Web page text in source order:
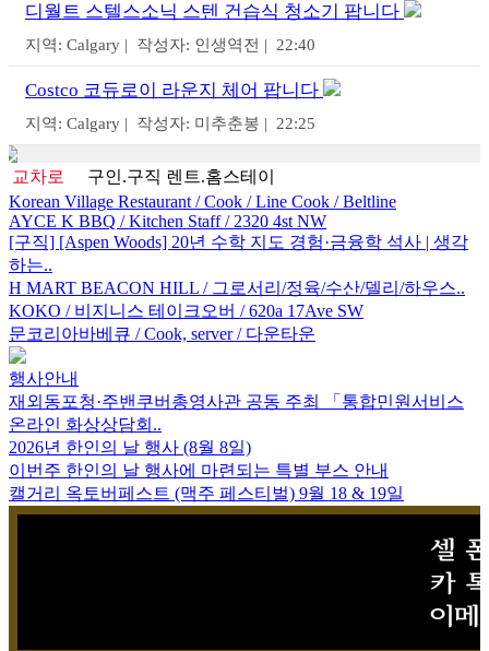
디월트 스텔스소닉 스텐 건습식 청소기 팝니다
지역: Calgary | 작성자: 인생역전 | 22:40
Costco 코듀로이 라운지 체어 팝니다
지역: Calgary | 작성자: 미추춘봉 | 22:25
교차로 구인.구직 렌트.홈스테이
Korean Village Restaurant / Cook / Line Cook / Beltline
AYCE K BBQ / Kitchen Staff / 2320 4st NW
[구직] [Aspen Woods] 20년 수학 지도 경험·금융학 석사 | 생각
하는..
H MART BEACON HILL / 그로서리/정육/수산/델리/하우스..
KOKO / 비지니스 테이크오버 / 620a 17Ave SW
문코리아바베큐 / Cook, server / 다운타운
행사안내
재외동포청·주밴쿠버총영사관 공동 주최 「통합민원서비스
온라인 화상상담회..
2026년 한인의 날 행사 (8월 8일)
이번주 한인의 날 행사에 마련되는 특별 부스 안내
캘거리 옥토버페스트 (맥주 페스티벌) 9월 18 & 19일